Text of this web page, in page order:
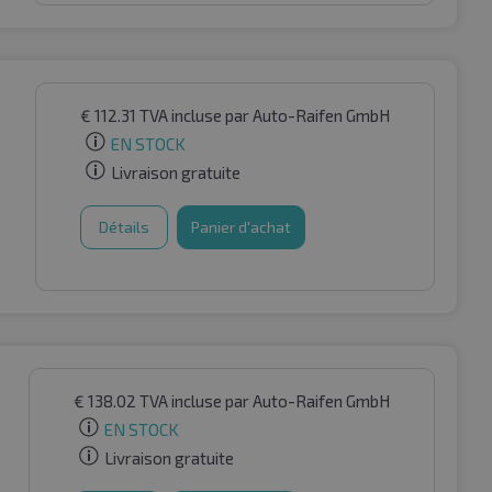
€ 112.31 TVA incluse par Auto-Raifen GmbH
EN STOCK
Livraison gratuite
Détails Panier d'achat
€ 138.02 TVA incluse par Auto-Raifen GmbH
EN STOCK
Livraison gratuite